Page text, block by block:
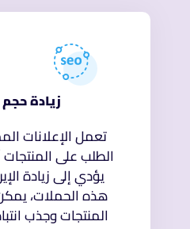
زيادة
تعمل الإعلانات
الطلب على
يؤدي إلى زيادة
هذه الحملات،
المنتجات وجذب